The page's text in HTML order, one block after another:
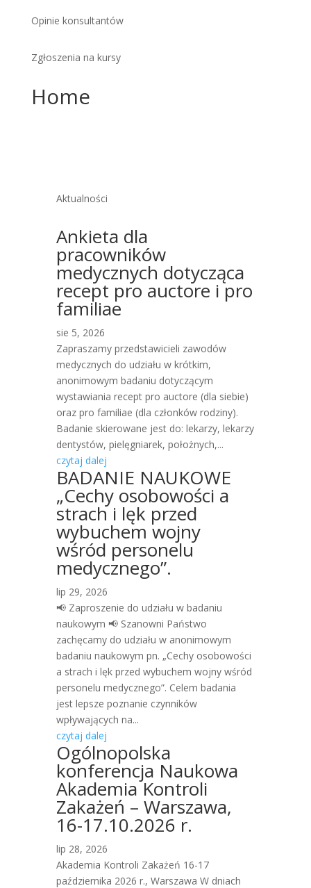
Opinie konsultantów
Zgłoszenia na kursy
Home
Aktualności
Ankieta dla
pracowników
medycznych dotycząca
recept pro auctore i pro
familiae
sie 5, 2026
Zapraszamy przedstawicieli zawodów
medycznych do udziału w krótkim,
anonimowym badaniu dotyczącym
wystawiania recept pro auctore (dla siebie)
oraz pro familiae (dla członków rodziny).
Badanie skierowane jest do: lekarzy, lekarzy
dentystów, pielęgniarek, położnych,...
czytaj dalej
BADANIE NAUKOWE
„Cechy osobowości a
strach i lęk przed
wybuchem wojny
wśród personelu
medycznego”.
lip 29, 2026
📢 Zaproszenie do udziału w badaniu
naukowym 📢 Szanowni Państwo
zachęcamy do udziału w anonimowym
badaniu naukowym pn. „Cechy osobowości
a strach i lęk przed wybuchem wojny wśród
personelu medycznego”. Celem badania
jest lepsze poznanie czynników
wpływających na...
czytaj dalej
Ogólnopolska
konferencja Naukowa
Akademia Kontroli
Zakażeń – Warszawa,
16-17.10.2026 r.
lip 28, 2026
Akademia Kontroli Zakażeń 16-17
października 2026 r., Warszawa W dniach